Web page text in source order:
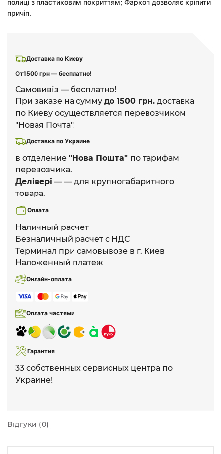
Доставка по Киеву
От1500 грн — бесплатно!
Самовивіз — бесплатно!
При заказе на сумму до 1500 грн. доставка
по Киеву осуществляется перевозчиком
"Новая Почта".
Доставка по Украине
в отделение "Нова Пошта" по тарифам
перевозчика.
Делівері — — для крупногабаритного
товара.
Оплата
Наличный расчет
Безналичный расчет с НДС
Терминал при самовывозе в г. Киев
Наложенный платеж
Онлайн-оплата
Оплата частями
Гарантия
33 собственных сервисных центра по
Украине!
полиці з пластиковим покриттям; Фаркоп дозволяє кріпити
причіп.
Відгуки (0)